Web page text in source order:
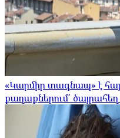
«Կարմիր տագնապ» է
քաղաքներում՝